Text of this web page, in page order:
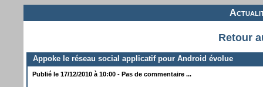
Retour
Appoke le réseau social applicatif pour Android évolue
Publié le 17/12/2010 à 10:00 - Pas de commentaire ...